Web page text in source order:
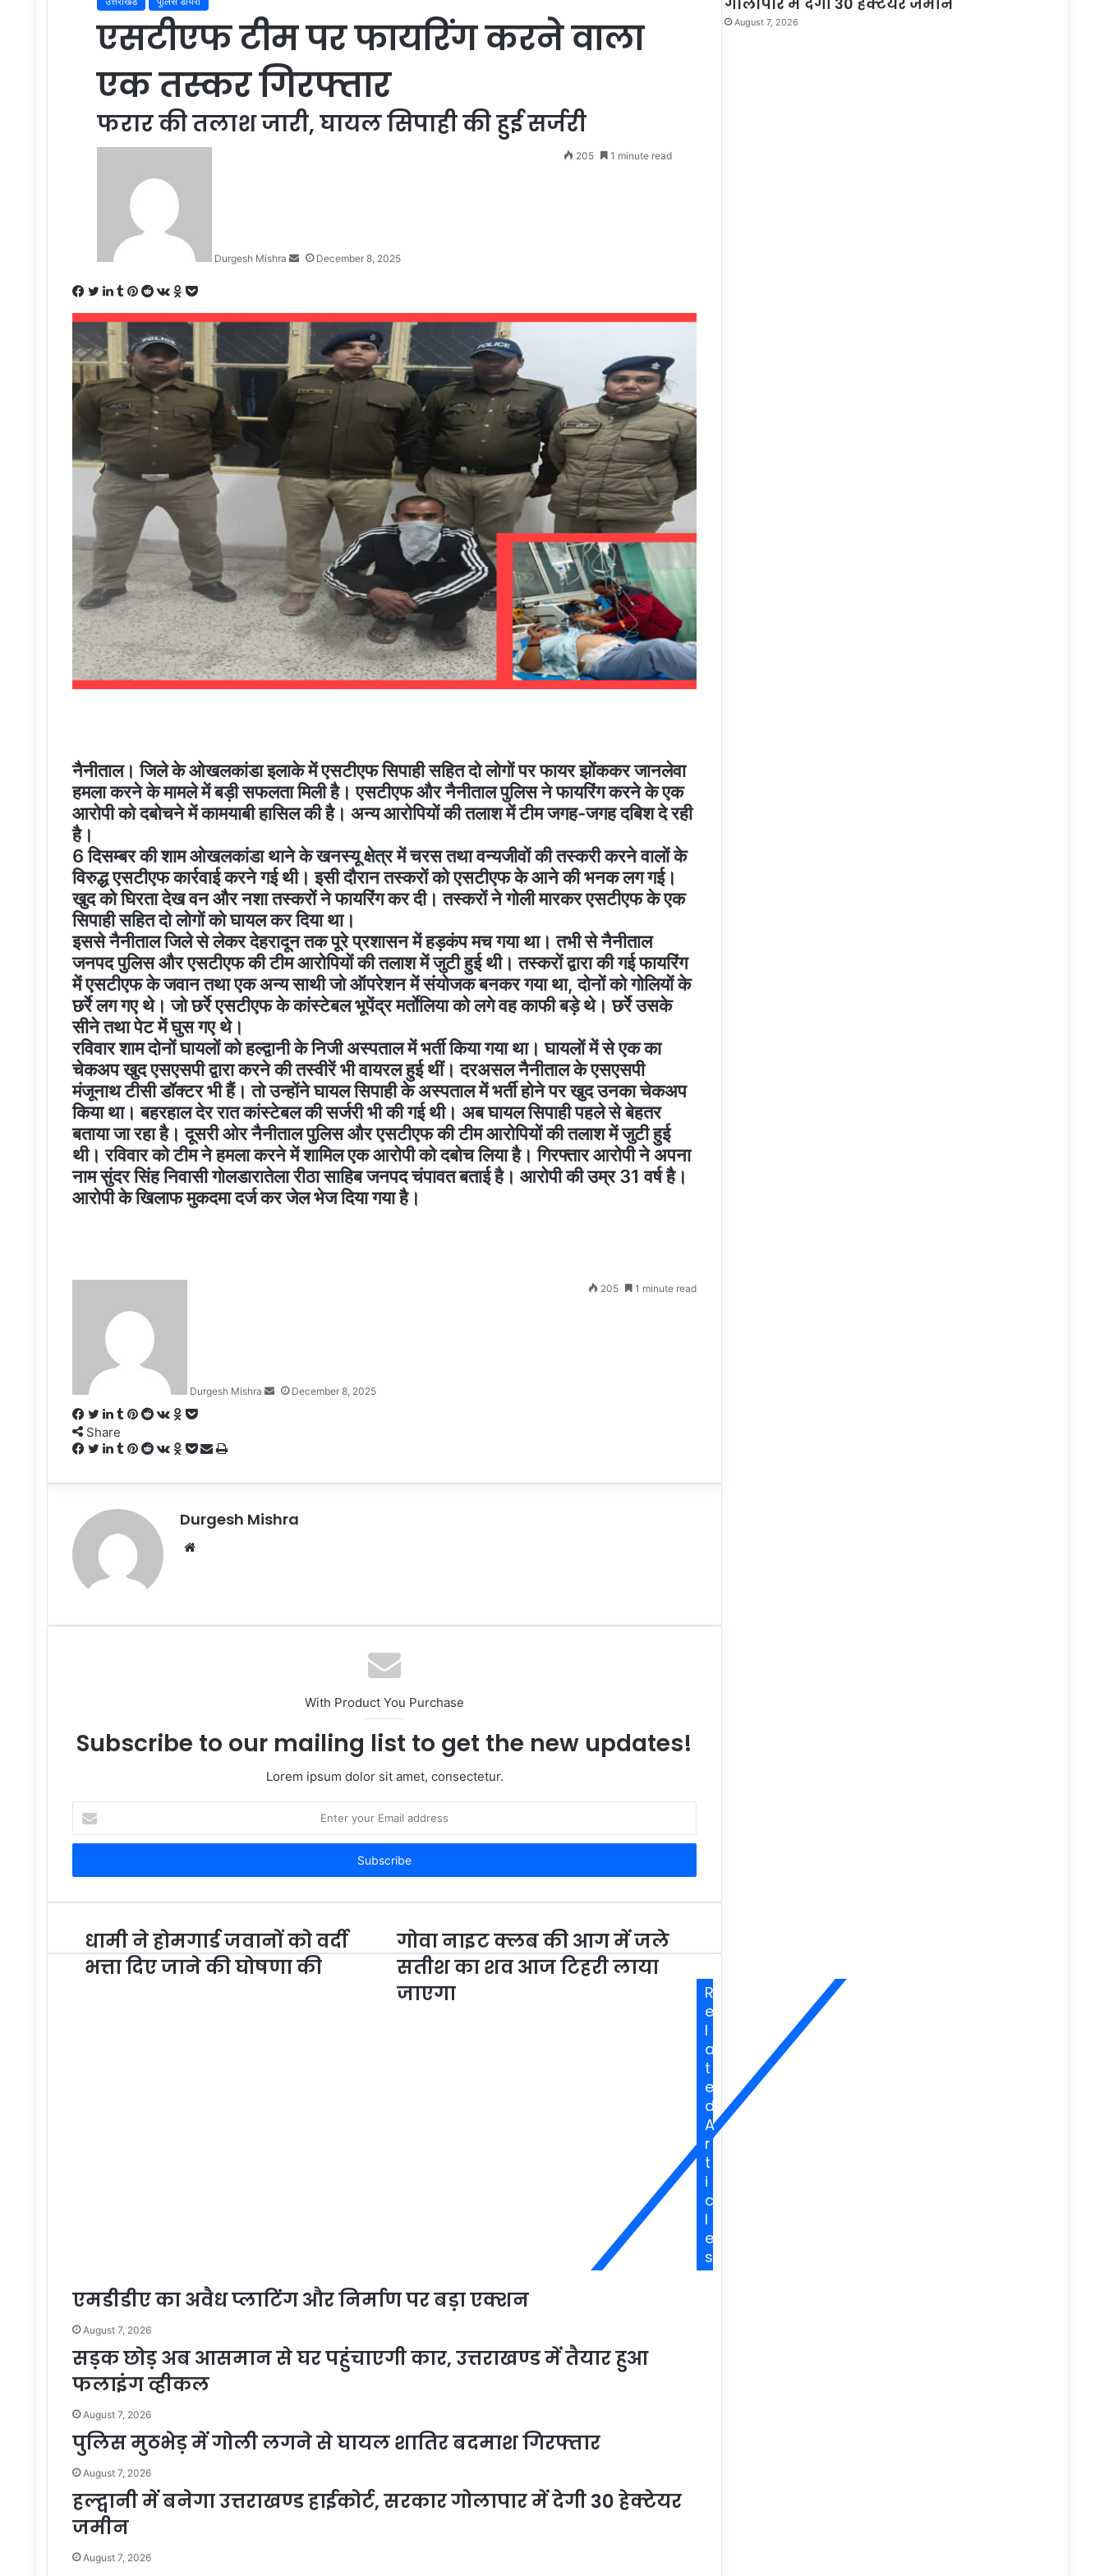
एसटीएफ टीम पर फायरिंग करने वाला
एक तस्कर गिरफ्तार
फरार की तलाश जारी, घायल सिपाही की हुई सर्जरी
Durgesh Mishra December 8, 2025
205 1 minute read
Facebook
Twitter
LinkedIn
Tumblr
Pinterest
RedditVKontakte
Odnoklassniki
Pocket
नैनीताल। जिले के ओखलकांडा इलाके में एसटीएफ सिपाही सहित दो लोगों पर फायर झोंककर जानलेवा
हमला करने के मामले में बड़ी सफलता मिली है। एसटीएफ और नैनीताल पुलिस ने फायरिंग करने के एक
आरोपी को दबोचने में कामयाबी हासिल की है। अन्य आरोपियों की तलाश में टीम जगह-जगह दबिश दे रही
है।
6 दिसम्बर की शाम ओखलकांडा थाने के खनस्यू क्षेत्र में चरस तथा वन्यजीवों की तस्करी करने वालों के
विरुद्ध एसटीएफ कार्रवाई करने गई थी। इसी दौरान तस्करों को एसटीएफ के आने की भनक लग गई।
खुद को घिरता देख वन और नशा तस्करों ने फायरिंग कर दी। तस्करों ने गोली मारकर एसटीएफ के एक
सिपाही सहित दो लोगों को घायल कर दिया था।
इससे नैनीताल जिले से लेकर देहरादून तक पूरे प्रशासन में हड़कंप मच गया था। तभी से नैनीताल
जनपद पुलिस और एसटीएफ की टीम आरोपियों की तलाश में जुटी हुई थी। तस्करों द्वारा की गई फायरिंग
में एसटीएफ के जवान तथा एक अन्य साथी जो ऑपरेशन में संयोजक बनकर गया था, दोनों को गोलियों के
छर्रे लग गए थे। जो छर्रे एसटीएफ के कांस्टेबल भूपेंद्र मर्ताेलिया को लगे वह काफी बड़े थे। छर्रे उसके
सीने तथा पेट में घुस गए थे।
रविवार शाम दोनों घायलों को हल्द्वानी के निजी अस्पताल में भर्ती किया गया था। घायलों में से एक का
चेकअप खुद एसएसपी द्वारा करने की तस्वीरें भी वायरल हुई थीं। दरअसल नैनीताल के एसएसपी
मंजूनाथ टीसी डॉक्टर भी हैं। तो उन्होंने घायल सिपाही के अस्पताल में भर्ती होने पर खुद उनका चेकअप
किया था। बहरहाल देर रात कांस्टेबल की सर्जरी भी की गई थी। अब घायल सिपाही पहले से बेहतर
बताया जा रहा है। दूसरी ओर नैनीताल पुलिस और एसटीएफ की टीम आरोपियों की तलाश में जुटी हुई
थी। रविवार को टीम ने हमला करने में शामिल एक आरोपी को दबोच लिया है। गिरफ्तार आरोपी ने अपना
नाम सुंदर सिंह निवासी गोलडारातेला रीठा साहिब जनपद चंपावत बताई है। आरोपी की उम्र 31 वर्ष है।
आरोपी के खिलाफ मुकदमा दर्ज कर जेल भेज दिया गया है।
Durgesh Mishra December 8, 2025
205 1 minute read
Facebook
Twitter
LinkedIn
Tumblr
Pinterest
RedditVKontakte
Odnoklassniki
Pocket
Share
Facebook
Twitter
LinkedIn
Tumblr
Pinterest
RedditVKontakte
Odnoklassniki
Pocket
Share
Email
Print
Durgesh Mishra
Website
With Product You Purchase
Subscribe to our mailing list to get the new updates!
Lorem ipsum dolor sit amet, consectetur.
Enter
your
Email
धामी ने होमगार्ड जवानों को वर्दी
भत्ता दिए जाने की घोषणा की
गोवा नाइट क्लब की आग में जले
सतीश का शव आज टिहरी लाया
जाएगा
R
e
l
a
t
e
d
A
r
t
i
c
l
e
s
एमडीडीए का अवैध प्लाटिंग और निर्माण पर बड़ा एक्शन
August 7, 2026
सड़क छोड़ अब आसमान से घर पहुंचाएगी कार, उत्तराखण्ड में तैयार हुआ
फलाइंग व्हीकल
August 7, 2026
पुलिस मुठभेड़ में गोली लगने से घायल शातिर बदमाश गिरफ्तार
August 7, 2026
हल्द्वानी में बनेगा उत्तराखण्ड हाईकोर्ट, सरकार गोलापार में देगी 30 हेक्टेयर
जमीन
August 7, 2026
August 7, 2026